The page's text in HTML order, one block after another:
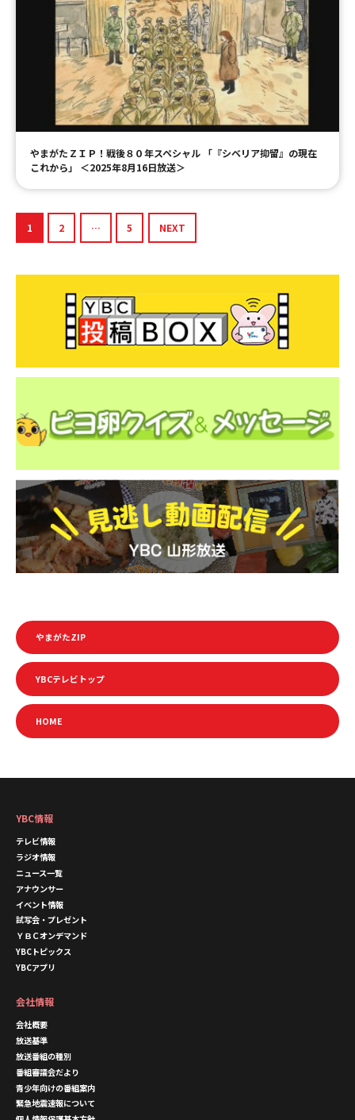
やまがたＺＩＰ！戦後８０年スペシャル 「『シベリア抑留』の現在
これから」 ＜2025年8月16日放送＞
1 2 … 5 NEXT
やまがたZIP
YBCテレビトップ
HOME
YBC情報
テレビ情報
ラジオ情報
ニュース一覧
アナウンサー
イベント情報
試写会・プレゼント
ＹＢＣオンデマンド
YBCトピックス
YBCアプリ
会社情報
会社概要
放送基準
放送番組の種別
番組審議会だより
青少年向けの番組案内
緊急地震速報について